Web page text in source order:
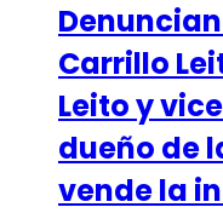
Carrillo
Leito y
dueño de
vende la